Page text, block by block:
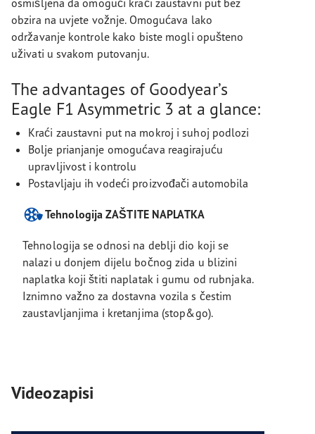
osmišljena da omogući kraći zaustavni put bez
obzira na uvjete vožnje. Omogućava lako
održavanje kontrole kako biste mogli opušteno
uživati u svakom putovanju.
The advantages of Goodyear’s
Eagle F1 Asymmetric 3 at a glance:
Kraći zaustavni put na mokroj i suhoj podlozi
Bolje prianjanje omogućava reagirajuću
upravljivost i kontrolu
Postavljaju ih vodeći proizvođači automobila
Tehnologija ZAŠTITE NAPLATKA
Tehnologija se odnosi na deblji dio koji se
nalazi u donjem dijelu bočnog zida u blizini
naplatka koji štiti naplatak i gumu od rubnjaka.
Iznimno važno za dostavna vozila s čestim
zaustavljanjima i kretanjima (stop&go).
Videozapisi